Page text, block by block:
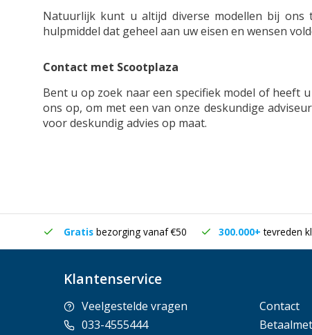
Natuurlijk kunt u altijd diverse modellen bij ons
hulpmiddel dat geheel aan uw eisen en wensen
Contact met Scootplaza
Bent u op zoek naar een specifiek model of heeft
ons op, om met een van onze deskundige
voor deskundig advies op maat.
Gratis bezorging vanaf €50 300.000+tevreden
Klantenservice
Veelgestelde vragen
033-4555444
Contact